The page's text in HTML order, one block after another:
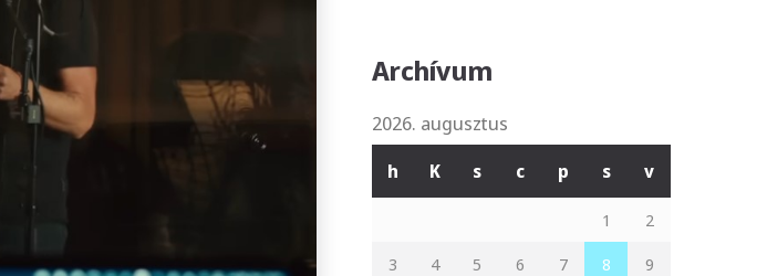
Archívum
2026. augusztus
h K s c p s v
1
2
3
4 5 6 7 8
9